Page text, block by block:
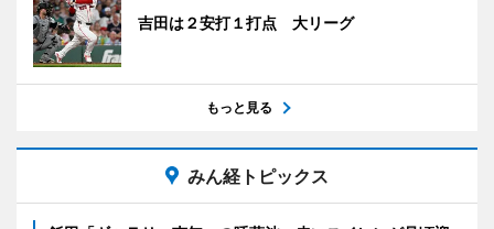
吉田は２安打１打点 大リーグ
もっと見る
みん経トピックス